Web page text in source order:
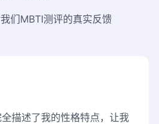
们MBTI测评的真实反馈
描述了我的性格特点，让我